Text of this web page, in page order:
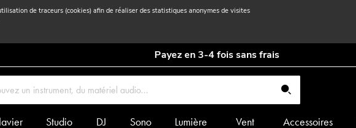
de traceurs (cookies) afin de réaliser des statistiques anonymes de visites
Payez en 3-4 fois sans frais
Studio DJ Sono Lumière Vent Accessoires